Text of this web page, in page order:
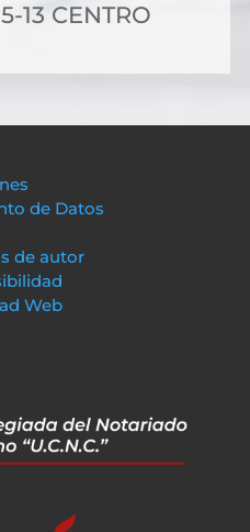
13 CENTRO
de Datos
de autor
Web